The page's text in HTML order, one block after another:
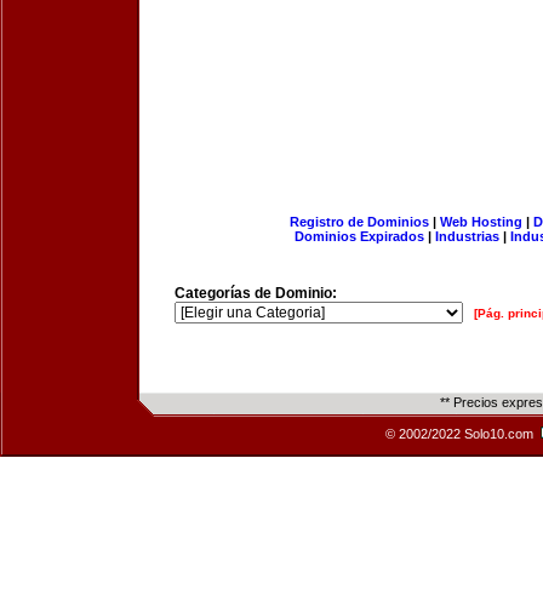
Registro de Dominios| Web Hosting |
Dominios Expirados | Industrias |
Categorías de Dominio:
[Pág.
** Precios
© 2002/2022 Solo10.com